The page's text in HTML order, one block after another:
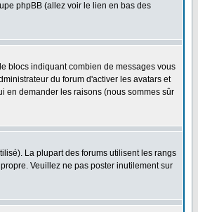
phpBB (allez voir le lien en bas des
blocs indiquant combien de messages vous
du forum d'activer les avatars et
en demander les raisons (nous sommes sûr
La plupart des forums utilisent les rangs
Veuillez ne pas poster inutilement sur